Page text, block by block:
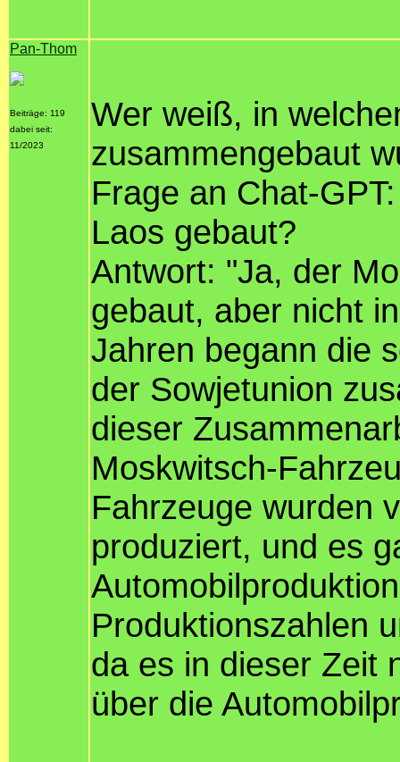
Pan-Thom
Beiträge: 119
dabei seit:
11/2023
Wer weiß, in
zusammengebaut
Frage an Chat-
Laos gebaut?
Antwort: "Ja, der
gebaut, aber nicht
Jahren begann die
der Sowjetunion
dieser
Moskwitsch-
Fahrzeuge wurden
produziert, und es
Produktionszahlen
da es in dieser Zeit
über die